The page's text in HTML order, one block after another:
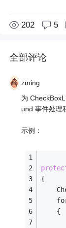
202 5
全部评论
zming
为
und 事件处理
示例：
{
    {